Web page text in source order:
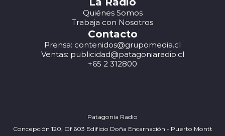
Quiénes Somos
Trabaja con Nosotros
Contacto
Prensa: contenidos@grupomedia.cl
Ventas: publicidad@patagoniaradio.cl
+65 2 312800
Patagonia Radio
Concepción 120, Of 603 Edificio Doña Encarnación - Puerto Montt